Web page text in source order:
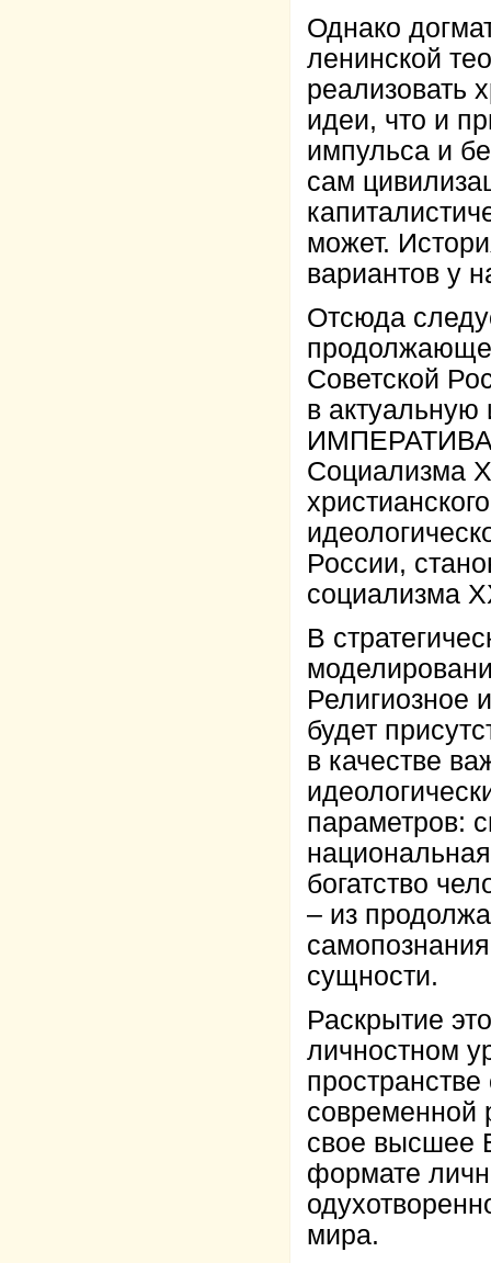
Однако
ленинской
реализовать
идеи, что и
импульса и
сам
может.
вариантов у
Отсюда
Советской
в
ИМПЕРАТИВА
Социализма
России,
социализма
В
Религиозное
будет
в качестве
параметров:
богатство
– из
сущности.
Раскрытие
личностном
современной
свое высшее
формате
мира.